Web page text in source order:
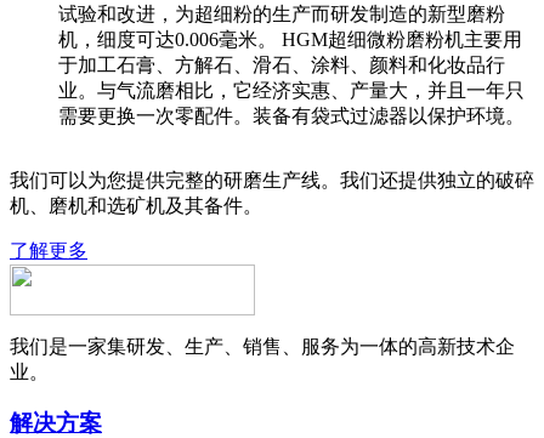
试验和改进，为超细粉的生产而研发制造的新型磨粉
机，细度可达0.006毫米。 HGM超细微粉磨粉机主要用
于加工石膏、方解石、滑石、涂料、颜料和化妆品行
业。与气流磨相比，它经济实惠、产量大，并且一年只
需要更换一次零配件。装备有袋式过滤器以保护环境。
我们可以为您提供完整的研磨生产线。我们还提供独立的破碎
机、磨机和选矿机及其备件。
了解更多
我们是一家集研发、生产、销售、服务为一体的高新技术企
业。
解决方案